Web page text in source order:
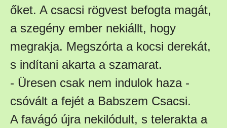
őket. A csacsi rögvest befogta magát,
a szegény ember nekiállt, hogy
megrakja. Megszórta a kocsi derekát,
s indítani akarta a szamarat.
- Üresen csak nem indulok haza -
csóvált a fejét a Babszem Csacsi.
A favágó újra nekilódult, s telerakta a